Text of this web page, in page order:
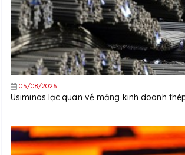
05/08/2026
Usiminas lạc quan về mảng kinh doanh